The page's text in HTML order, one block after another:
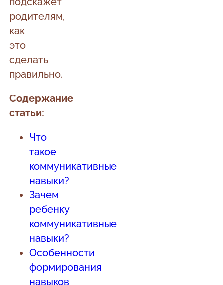
родителям,
как
это
сделать
правильно.
Содержание
статьи:
Что
такое
коммуникативные
навыки?
Зачем
ребенку
коммуникативные
навыки?
Особенности
формирования
навыков